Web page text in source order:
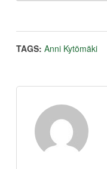
TAGS: Anni Kytömäki